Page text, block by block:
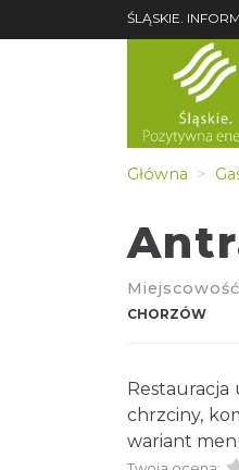
ŚLĄSKIE.
Główna
CHORZÓW
Restauracja
chrzciny,
wariant